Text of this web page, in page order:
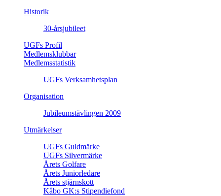
Historik
30-årsjubileet
UGFs Profil
Medlemsklubbar
Medlemsstatistik
UGFs Verksamhetsplan
Organisation
Jubileumstävlingen 2009
Utmärkelser
UGFs Guldmärke
UGFs Silvermärke
Årets Golfare
Årets Juniorledare
Årets stjärnskott
Kåbo GK:s Stipendiefond